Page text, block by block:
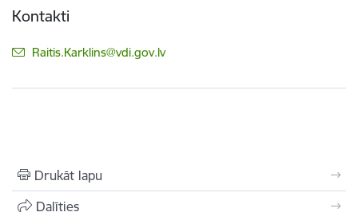
Kontakti
E-pasts:
Raitis.Karklins@vdi.gov.lv
Drukāt lapu
Dalīties